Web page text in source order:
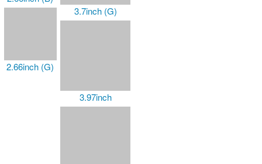
2.66inch (G)
3.7inch (G)
3.97inch